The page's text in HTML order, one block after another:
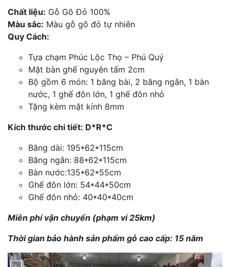
Chất liệu: Gỗ Gõ Đỏ 100%
Màu sắc: Màu gỗ gõ đỏ tự nhiên
Quy Cách:
Tựa chạm Phúc Lộc Thọ – Phú Quý
Mặt bàn ghế nguyên tấm 2cm
Bộ gồm 6 món: 1 băng bài, 2 băng ngắn, 1 bàn
nước, 1 ghế đôn lớn, 1 ghế đôn nhỏ
Tặng kèm mặt kính 8mm
Kích thước chi tiết: D*R*C
Băng dài: 195*62*115cm
Băng ngắn: 88*62*115cm
Bàn nước:135*62*55cm
Ghế đôn lớn: 54*44*50cm
Ghế đôn nhỏ: 40*40*40cm
Miễn phí vận chuyển (phạm vi 25km)
Thời gian bảo hành sản phẩm gỗ cao cấp: 15 năm